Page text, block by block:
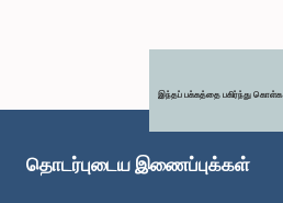
மு.ப. 11:54 - பி.ப. 12:10இந்தப் பக்கத்தை பகிர்ந்து கொள்க
தொடர்புடைய இணைப்புக்கள்